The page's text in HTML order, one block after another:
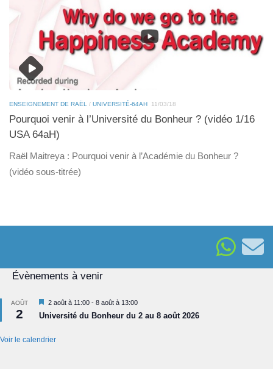
ENSEIGNEMENT DE RAËL / UNIVERSITÉ-64AH 11/03/18
Pourquoi venir à l’Université du Bonheur ? (vidéo 1/16
USA 64aH)
Raël Maitreya : Pourquoi venir à l’Académie du Bonheur ?
(vidéo sous-titrée)
Évènements à venir
AOÛT
2
Mis
en
avant
2 août à 11:00 - 8 août à 13:00
Université du Bonheur du 2 au 8 août 2026
Voir le calendrier